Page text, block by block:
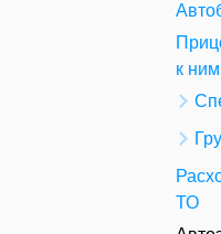
к ним
ТО